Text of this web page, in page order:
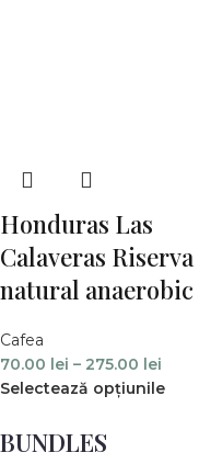
Honduras Las
Calaveras Riserva
natural anaerobic
Cafea
70.00 lei – 275.00 lei
Selectează opțiunile
BUNDLES